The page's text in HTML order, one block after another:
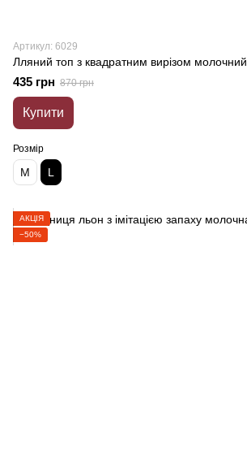
Артикул: 6029
Лляний топ з квадратним вирізом молочний
435 грн 870 грн
Купити
Розмір
M L
АКЦІЯ
−50%